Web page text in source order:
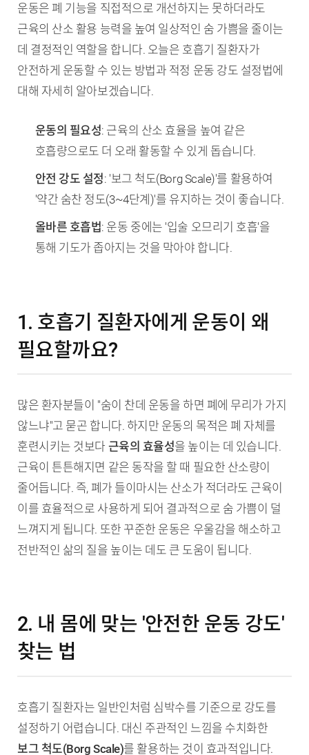
운동은 폐 기능을 직접적으로 개선하지는 못하더라도
근육의 산소 활용 능력을 높여 일상적인 숨 가쁨을 줄이는
데 결정적인 역할을 합니다. 오늘은 호흡기 질환자가
안전하게 운동할 수 있는 방법과 적정 운동 강도 설정법에
대해 자세히 알아보겠습니다.
TL;DR (핵심 요약)
운동의 필요성: 근육의 산소 효율을 높여 같은
호흡량으로도 더 오래 활동할 수 있게 돕습니다.
안전 강도 설정: '보그 척도(Borg Scale)'를 활용하여
'약간 숨찬 정도(3~4단계)'를 유지하는 것이 좋습니다.
올바른 호흡법: 운동 중에는 '입술 오므리기 호흡'을
통해 기도가 좁아지는 것을 막아야 합니다.
1. 호흡기 질환자에게 운동이 왜
필요할까요?
많은 환자분들이 "숨이 찬데 운동을 하면 폐에 무리가 가지
않느냐"고 묻곤 합니다. 하지만 운동의 목적은 폐 자체를
훈련시키는 것보다 근육의 효율성을 높이는 데 있습니다.
근육이 튼튼해지면 같은 동작을 할 때 필요한 산소량이
줄어듭니다. 즉, 폐가 들이마시는 산소가 적더라도 근육이
이를 효율적으로 사용하게 되어 결과적으로 숨 가쁨이 덜
느껴지게 됩니다. 또한 꾸준한 운동은 우울감을 해소하고
전반적인 삶의 질을 높이는 데도 큰 도움이 됩니다.
2. 내 몸에 맞는 '안전한 운동 강도'
찾는 법
호흡기 질환자는 일반인처럼 심박수를 기준으로 강도를
설정하기 어렵습니다. 대신 주관적인 느낌을 수치화한
보그 척도(Borg Scale)를 활용하는 것이 효과적입니다.